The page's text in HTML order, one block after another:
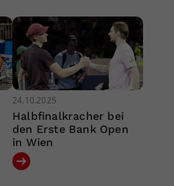
24.10.2025
Halbfinalkracher bei
den Erste Bank Open
in Wien